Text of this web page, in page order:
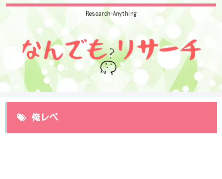
Research-Anything
俺レべ